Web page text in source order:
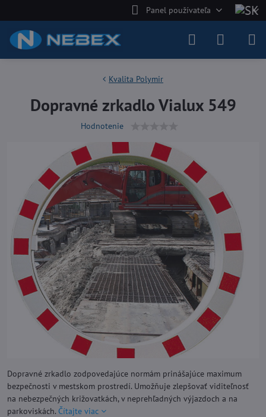
Panel používateľa
Kvalita Polymir
Dopravné zrkadlo Vialux 549
Hodnotenie
Dopravné zrkadlo zodpovedajúce normám prinášajúce maximum
bezpečnosti v mestskom prostredí. Umožňuje zlepšovať viditeľnosť
na nebezpečných križovatkách, v neprehľadných výjazdoch a na
parkoviskách. Čítajte viac